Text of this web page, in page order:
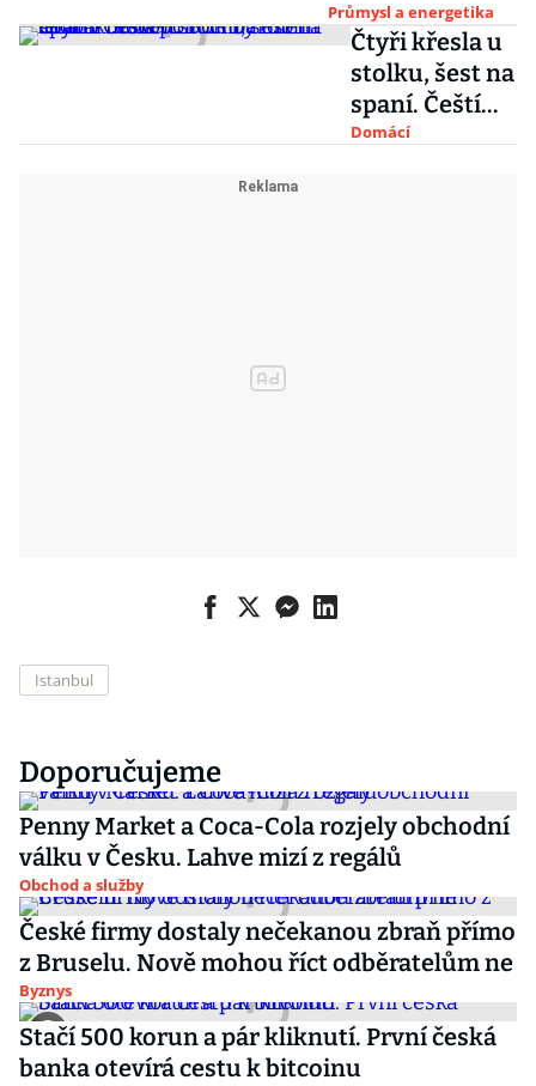
jedná o prodeji
výroby
soukromých
tryskáčů
Průmysl a energetika
Čtyři křesla u
stolku, šest na
spaní. Čeští
politici by
Domácí
Istanbul
Doporučujeme
Penny Market a Coca-Cola rozjely obchodní
válku v Česku. Lahve mizí z regálů
Obchod a služby
České firmy dostaly nečekanou zbraň přímo
z Bruselu. Nově mohou říct odběratelům ne
Byznys
Stačí 500 korun a pár kliknutí. První česká
banka otevírá cestu k bitcoinu